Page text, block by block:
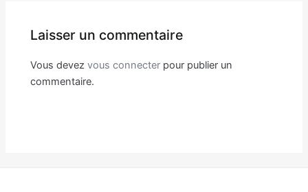
Laisser un commentaire
Vous devezvous connecter pour publier un
commentaire.